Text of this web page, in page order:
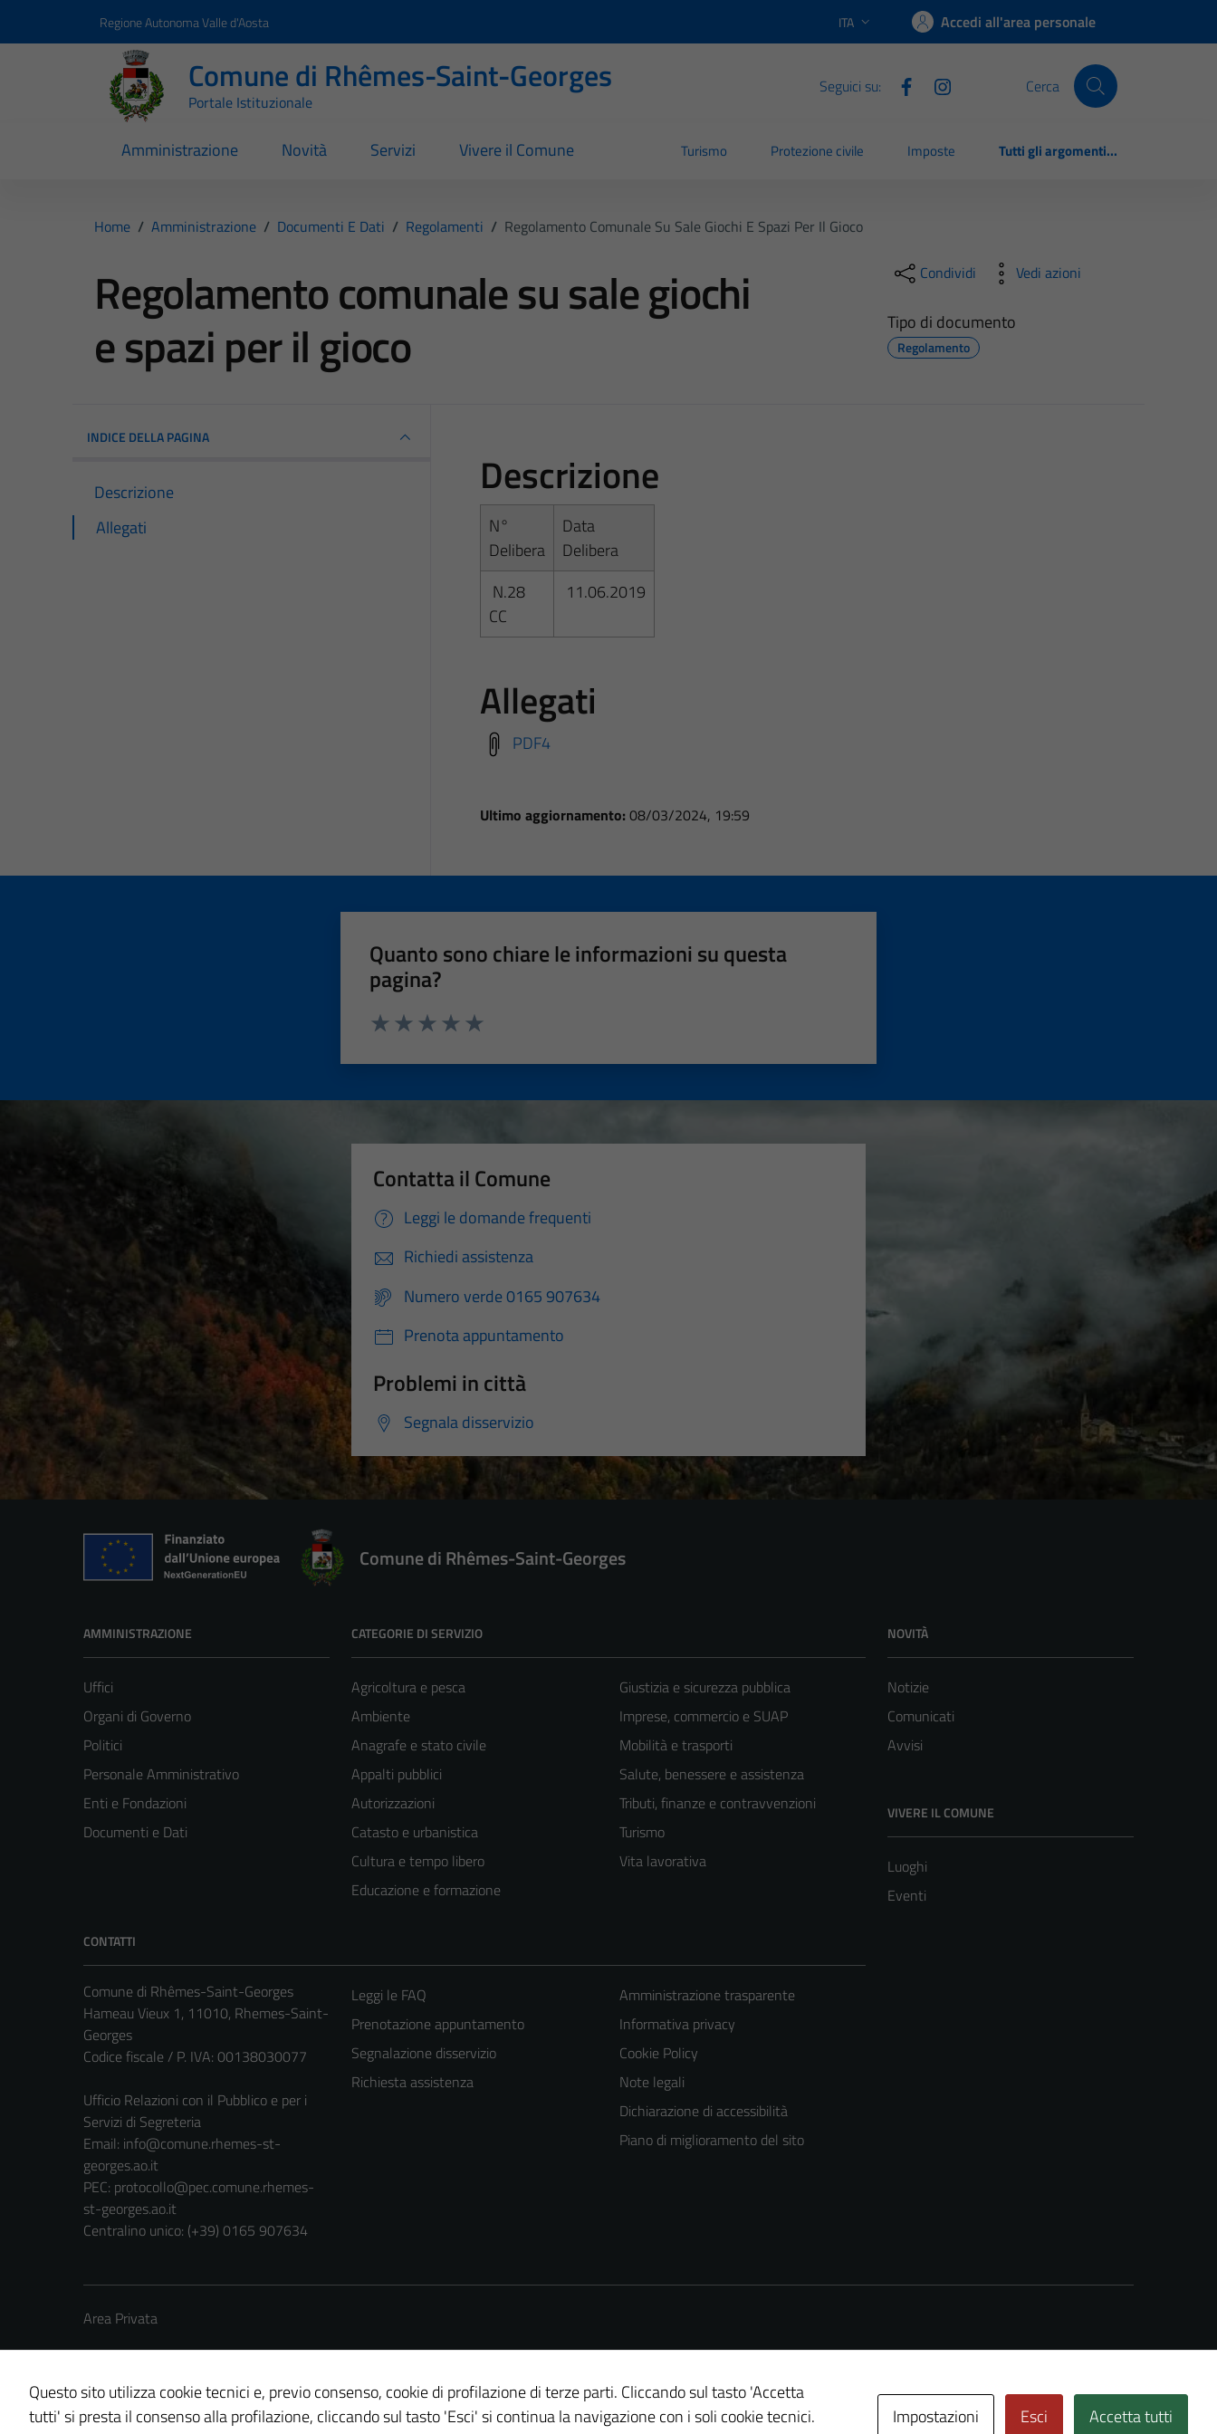
Regione Autonoma Valle d'Aosta Lingua attiva:
ITA Accedi all'area personale
Comune di Rhêmes-Saint-Georges
Portale Istituzionale
Seguici su: Cerca
Amministrazione Novità Servizi Vivere il Comune Turismo Protezione civile Imposte Tutti gli argomenti...
Home / Amministrazione / Documenti E Dati / Regolamenti / Regolamento Comunale Su Sale Giochi E Spazi Per Il Gioco
Regolamento comunale su sale giochi
e spazi per il gioco
Condividi Vedi azioni
Tipo di documento
Regolamento
INDICE DELLA PAGINA
Descrizione
Allegati
Descrizione
N°
Delibera
Data
Delibera
N.28
CC
11.06.2019
Allegati
PDF4
Ultimo aggiornamento: 08/03/2024, 19:59
Quanto sono chiare le informazioni su questa
pagina?
Contatta il Comune
Leggi le domande frequenti
Richiedi assistenza
Numero verde 0165 907634
Prenota appuntamento
Problemi in città
Segnala disservizio
Comune di Rhêmes-Saint-Georges
AMMINISTRAZIONE
Uffici
Organi di Governo
Politici
Personale Amministrativo
Enti e Fondazioni
Documenti e Dati
CATEGORIE DI SERVIZIO
Agricoltura e pesca
Ambiente
Anagrafe e stato civile
Appalti pubblici
Autorizzazioni
Catasto e urbanistica
Cultura e tempo libero
Educazione e formazione
Giustizia e sicurezza pubblica
Imprese, commercio e SUAP
Mobilità e trasporti
Salute, benessere e assistenza
Tributi, finanze e contravvenzioni
Turismo
Vita lavorativa
NOVITÀ
Notizie
Comunicati
Avvisi
VIVERE IL COMUNE
Luoghi
Eventi
CONTATTI
Comune di Rhêmes-Saint-Georges
Hameau Vieux 1, 11010, Rhemes-Saint-
Georges
Codice fiscale / P. IVA: 00138030077
Ufficio Relazioni con il Pubblico e per i
Servizi di Segreteria
Email: info@comune.rhemes-st-
georges.ao.it
PEC: protocollo@pec.comune.rhemes-
st-georges.ao.it
Centralino unico: (+39) 0165 907634
Leggi le FAQ
Prenotazione appuntamento
Segnalazione disservizio
Richiesta assistenza
Amministrazione trasparente
Informativa privacy
Cookie Policy
Note legali
Dichiarazione di accessibilità
Piano di miglioramento del sito
Area Privata
Questo sito utilizza cookie tecnici e, previo consenso, cookie di profilazione di terze parti. Cliccando sul tasto 'Accetta
tutti' si presta il consenso alla profilazione, cliccando sul tasto 'Esci' si continua la navigazione con i soli cookie tecnici.
Impostazioni Esci Accetta tutti